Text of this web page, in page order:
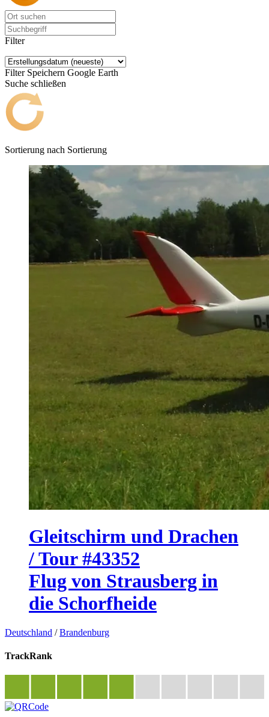
Filter
Filter Speichern Google Earth
Suche schließen
Sortierung nach Sortierung
Gleitschirm und Drachen
/ Tour #43352
Flug von Strausberg in
die Schorfheide
Deutschland /Brandenburg
TrackRank